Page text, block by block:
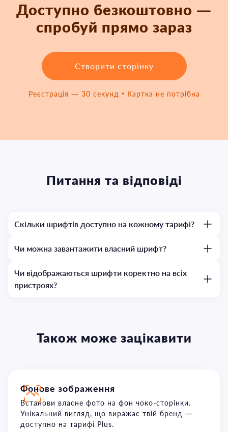
Доступно безкоштовно —
спробуй прямо зараз
Створити сторінку
Реєстрація — 30 секунд • Картка не потрібна
Питання та відповіді
Скільки шрифтів доступно на кожному тарифі?
Чи можна завантажити власний шрифт?
Чи відображаються шрифти коректно на всіх
пристроях?
Також може зацікавити
Фонове зображення
Встанови власне фото на фон чоко-сторінки.
Унікальний вигляд, що виражає твій бренд —
доступно на тарифі Plus.